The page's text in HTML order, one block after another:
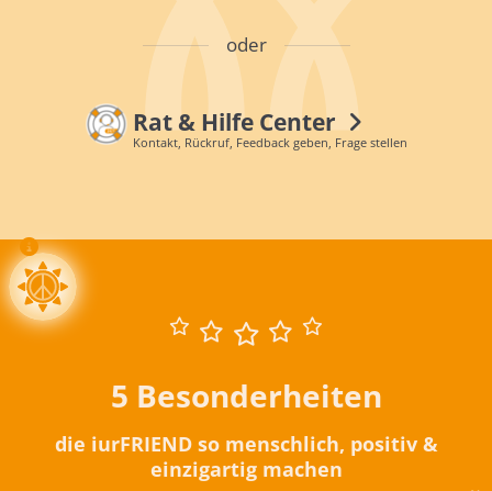
oder
Rat & Hilfe Center
Kontakt, Rückruf, Feedback geben, Frage stellen
5 Besonderheiten
die iurFRIEND so menschlich, positiv &
einzigartig machen